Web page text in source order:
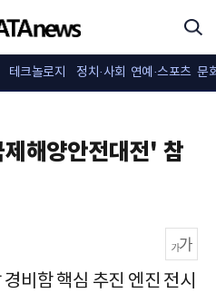
테크놀로지 정치·사회 연예·스포츠 문
해양안전대전' 참
비함 핵심 추진 엔진 전시